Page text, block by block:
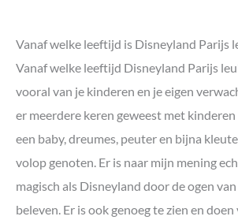
Vanaf welke leeftijd is Disneyland Parijs
Vanaf welke leeftijd Disneyland Parijs
vooral van je kinderen en je eigen
er meerdere keren geweest met
een baby, dreumes, peuter en bijna
volop genoten. Er is naar mijn mening
magisch als Disneyland door de ogen
beleven. Er is ook genoeg te zien en